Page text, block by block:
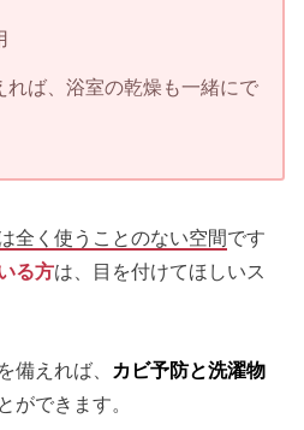
れば、浴室の乾燥も一緒にで
全く使うことのない空間です
る方は、目を付けてほしいス
備えれば、 カビ予防と洗濯物
ができます。